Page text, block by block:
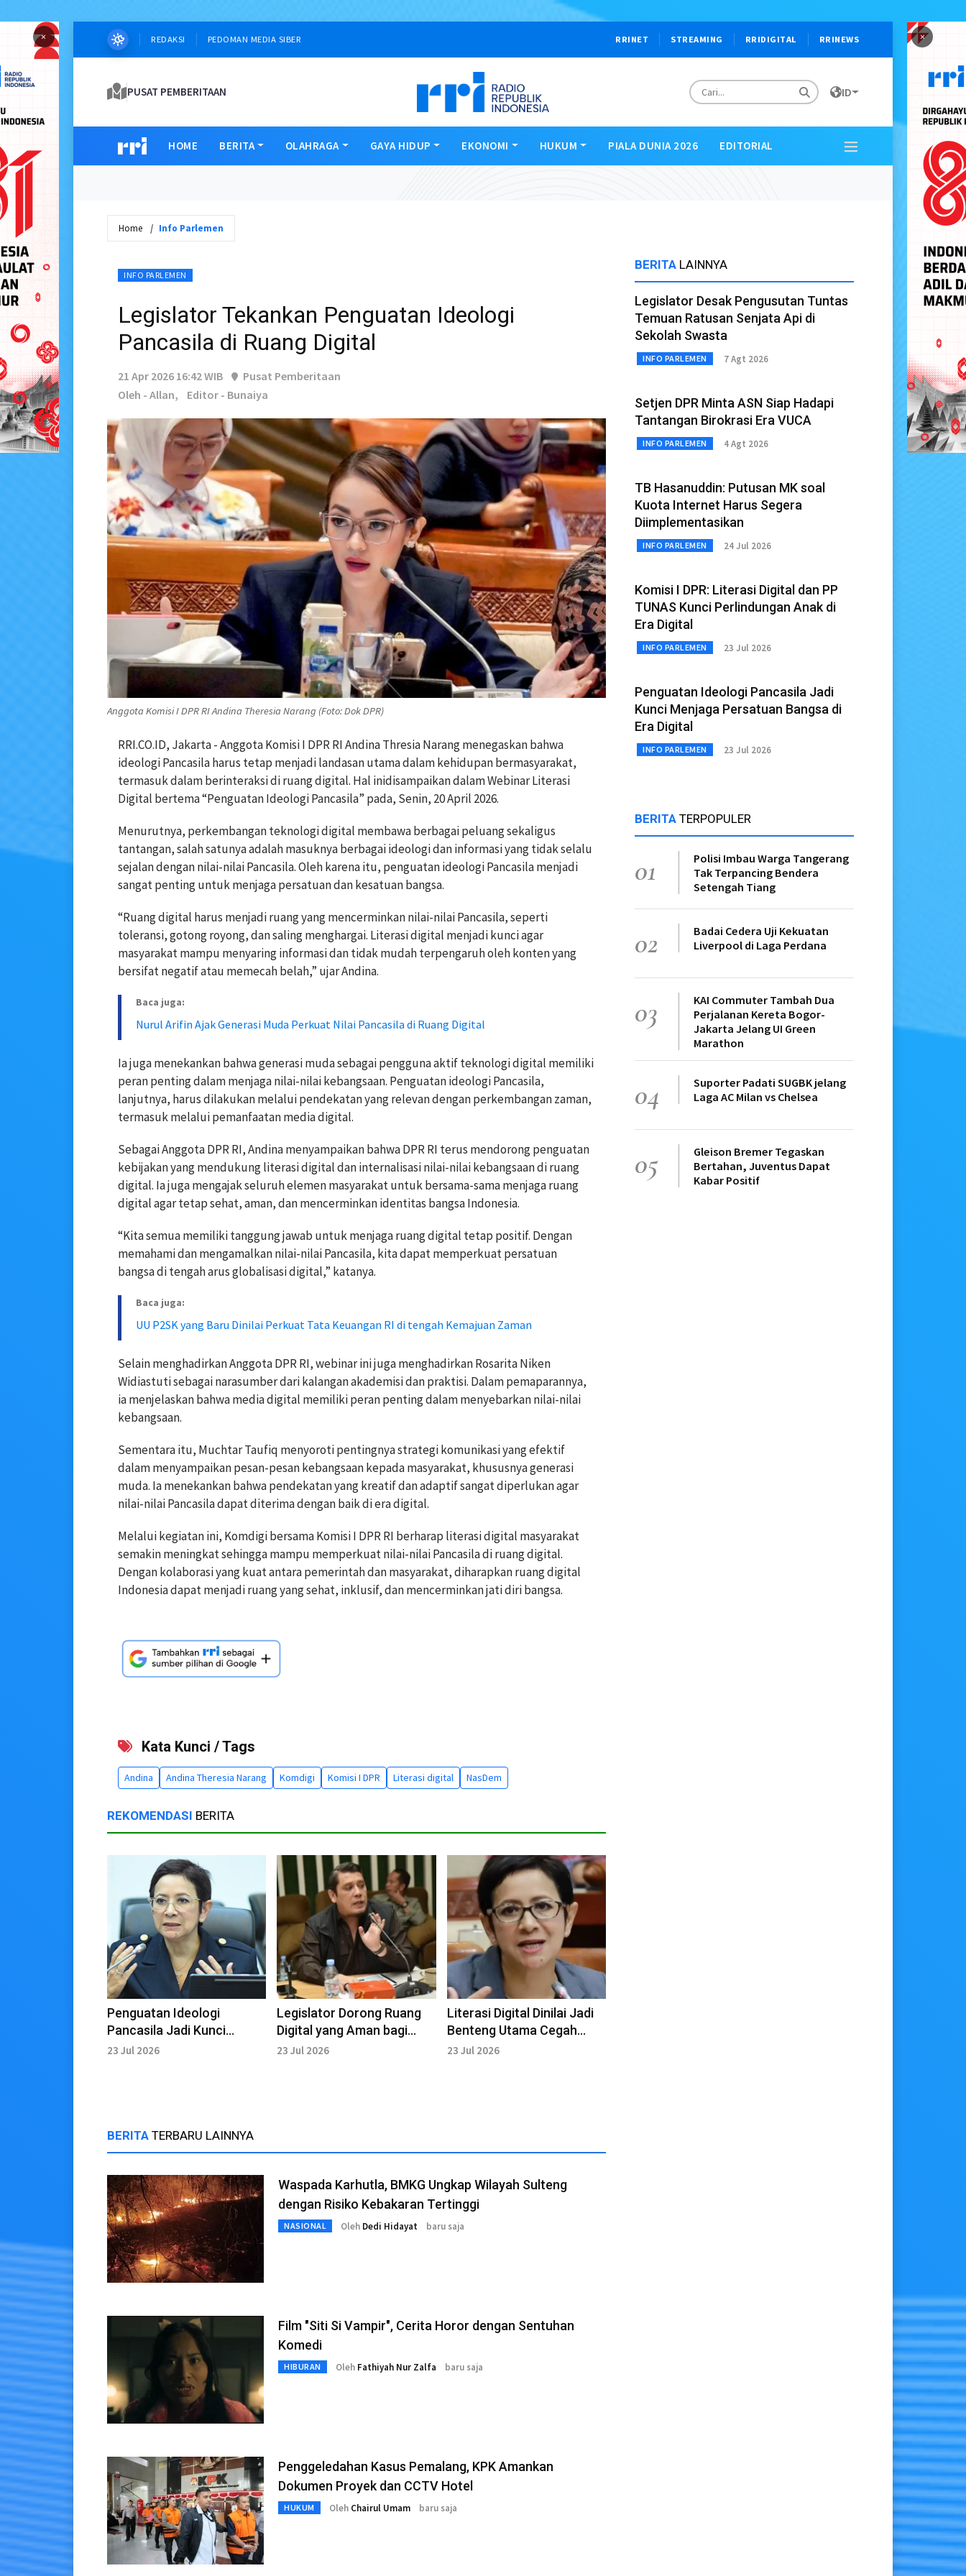
× ×
REDAKSI PEDOMAN MEDIA SIBER RRINET STREAMING RRIDIGITAL RRINEWS
PUSAT PEMBERITAAN ID
HOME BERITA OLAHRAGA GAYA HIDUP EKONOMI HUKUM PIALA DUNIA 2026 EDITORIAL
Home Info Parlemen
INFO PARLEMEN
Legislator Tekankan Penguatan Ideologi
Pancasila di Ruang Digital
21 Apr 2026 16:42 WIB
Pusat Pemberitaan
Oleh - Allan,
Editor - Bunaiya
Anggota Komisi I DPR RI Andina Theresia Narang (Foto: Dok DPR)
RRI.CO.ID, Jakarta - Anggota Komisi I DPR RI Andina Thresia Narang menegaskan bahwa
ideologi Pancasila harus tetap menjadi landasan utama dalam kehidupan bermasyarakat,
termasuk dalam berinteraksi di ruang digital. Hal inidisampaikan dalam Webinar Literasi
Digital bertema “Penguatan Ideologi Pancasila” pada, Senin, 20 April 2026.
Menurutnya, perkembangan teknologi digital membawa berbagai peluang sekaligus
tantangan, salah satunya adalah masuknya berbagai ideologi dan informasi yang tidak selalu
sejalan dengan nilai-nilai Pancasila. Oleh karena itu, penguatan ideologi Pancasila menjadi
sangat penting untuk menjaga persatuan dan kesatuan bangsa.
“Ruang digital harus menjadi ruang yang mencerminkan nilai-nilai Pancasila, seperti
toleransi, gotong royong, dan saling menghargai. Literasi digital menjadi kunci agar
masyarakat mampu menyaring informasi dan tidak mudah terpengaruh oleh konten yang
bersifat negatif atau memecah belah,” ujar Andina.
Baca juga:
Nurul Arifin Ajak Generasi Muda Perkuat Nilai Pancasila di Ruang Digital
Ia juga menekankan bahwa generasi muda sebagai pengguna aktif teknologi digital memiliki
peran penting dalam menjaga nilai-nilai kebangsaan. Penguatan ideologi Pancasila,
lanjutnya, harus dilakukan melalui pendekatan yang relevan dengan perkembangan zaman,
termasuk melalui pemanfaatan media digital.
Sebagai Anggota DPR RI, Andina menyampaikan bahwa DPR RI terus mendorong penguatan
kebijakan yang mendukung literasi digital dan internalisasi nilai-nilai kebangsaan di ruang
digital. Ia juga mengajak seluruh elemen masyarakat untuk bersama-sama menjaga ruang
digital agar tetap sehat, aman, dan mencerminkan identitas bangsa Indonesia.
“Kita semua memiliki tanggung jawab untuk menjaga ruang digital tetap positif. Dengan
memahami dan mengamalkan nilai-nilai Pancasila, kita dapat memperkuat persatuan
bangsa di tengah arus globalisasi digital,” katanya.
Baca juga:
UU P2SK yang Baru Dinilai Perkuat Tata Keuangan RI di tengah Kemajuan Zaman
Selain menghadirkan Anggota DPR RI, webinar ini juga menghadirkan Rosarita Niken
Widiastuti sebagai narasumber dari kalangan akademisi dan praktisi. Dalam pemaparannya,
ia menjelaskan bahwa media digital memiliki peran penting dalam menyebarkan nilai-nilai
kebangsaan.
Sementara itu, Muchtar Taufiq menyoroti pentingnya strategi komunikasi yang efektif
dalam menyampaikan pesan-pesan kebangsaan kepada masyarakat, khususnya generasi
muda. Ia menekankan bahwa pendekatan yang kreatif dan adaptif sangat diperlukan agar
nilai-nilai Pancasila dapat diterima dengan baik di era digital.
Melalui kegiatan ini, Komdigi bersama Komisi I DPR RI berharap literasi digital masyarakat
semakin meningkat sehingga mampu memperkuat nilai-nilai Pancasila di ruang digital.
Dengan kolaborasi yang kuat antara pemerintah dan masyarakat, diharapkan ruang digital
Indonesia dapat menjadi ruang yang sehat, inklusif, dan mencerminkan jati diri bangsa.
Kata Kunci / Tags
Andina Andina Theresia Narang Komdigi Komisi I DPR Literasi digital NasDem
REKOMENDASI BERITA
Penguatan Ideologi
Pancasila Jadi Kunci
Menjaga Persatuan Bangsa
23 Jul 2026
Legislator Dorong Ruang
Digital yang Aman bagi
Anak
23 Jul 2026
Literasi Digital Dinilai Jadi
Benteng Utama Cegah
TPPO di Ruang Digital
23 Jul 2026
BERITA TERBARU LAINNYA
Waspada Karhutla, BMKG Ungkap Wilayah Sulteng
dengan Risiko Kebakaran Tertinggi
NASIONAL Oleh Dedi Hidayat baru saja
Film "Siti Si Vampir", Cerita Horor dengan Sentuhan
Komedi
HIBURAN Oleh Fathiyah Nur Zalfa baru saja
Penggeledahan Kasus Pemalang, KPK Amankan
Dokumen Proyek dan CCTV Hotel
HUKUM Oleh Chairul Umam baru saja
BERITA LAINNYA
Legislator Desak Pengusutan Tuntas
Temuan Ratusan Senjata Api di
Sekolah Swasta
INFO PARLEMEN 7 Agt 2026
Setjen DPR Minta ASN Siap Hadapi
Tantangan Birokrasi Era VUCA
INFO PARLEMEN 4 Agt 2026
TB Hasanuddin: Putusan MK soal
Kuota Internet Harus Segera
Diimplementasikan
INFO PARLEMEN 24 Jul 2026
Komisi I DPR: Literasi Digital dan PP
TUNAS Kunci Perlindungan Anak di
Era Digital
INFO PARLEMEN 23 Jul 2026
Penguatan Ideologi Pancasila Jadi
Kunci Menjaga Persatuan Bangsa di
Era Digital
INFO PARLEMEN 23 Jul 2026
BERITA TERPOPULER
01
Polisi Imbau Warga Tangerang
Tak Terpancing Bendera
Setengah Tiang
02
Badai Cedera Uji Kekuatan
Liverpool di Laga Perdana
03
KAI Commuter Tambah Dua
Perjalanan Kereta Bogor-
Jakarta Jelang UI Green
Marathon
04
Suporter Padati SUGBK jelang
Laga AC Milan vs Chelsea
05
Gleison Bremer Tegaskan
Bertahan, Juventus Dapat
Kabar Positif